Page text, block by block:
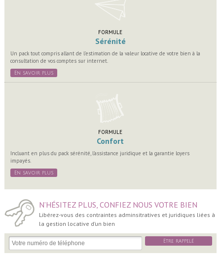
FORMULE
Sérénité
Un pack tout compris allant de l’estimation de la valeur locative de votre bien à la
consultation de vos comptes sur internet.
En savoir plus
FORMULE
Confort
Incluant en plus du pack sérénité, l’assistance juridique et la garantie loyers
impayés.
En savoir plus
N’HÉSITEZ PLUS, CONFIEZ NOUS VOTRE BIEN
Libérez-vous des contraintes adminsitratives et juridiques liées à
la gestion locative d’un bien
Etre rappelé